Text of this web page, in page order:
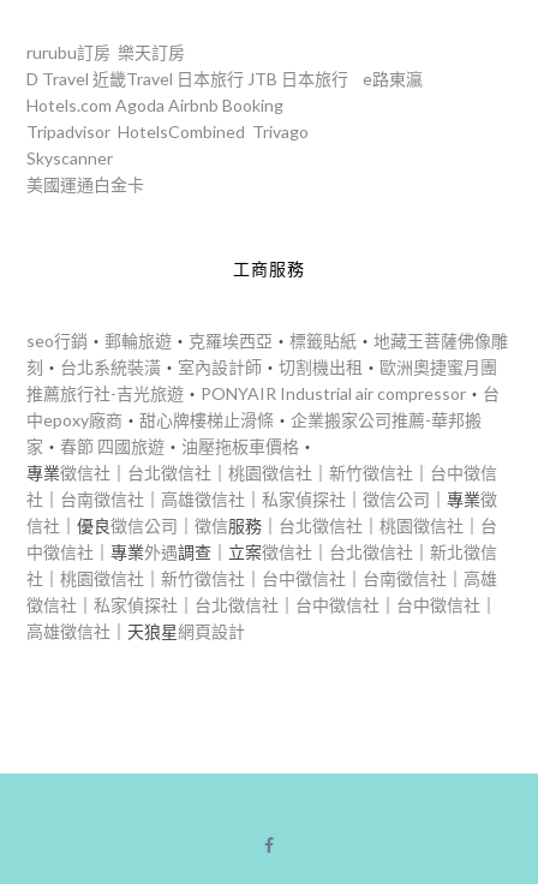
rurubu訂房 樂天訂房
D Travel 近畿Travel 日本旅行 JTB 日本旅行
e路東瀛
Hotels.com Agoda Airbnb Booking
Tripadvisor HotelsCombined Trivago
Skyscanner
美國運通白金卡
工商服務
seo行銷 ‧郵輪旅遊 ‧ 克羅埃西亞 ‧標籤貼紙 ‧地藏王菩薩佛像雕
刻 ‧ 台北系統裝潢 ‧ 室內設計師 ‧切割機出租 ‧歐洲奧捷蜜月團
推薦旅行社-吉光旅遊 ‧ PONYAIR Industrial air compressor ‧ 台
中epoxy廠商 ‧甜心牌樓梯止滑條 ‧企業搬家公司推薦-華邦搬
家 ‧春節 四國旅遊 ‧ 油壓拖板車價格 ‧
專業徵信社 台北徵信社 ｜桃園徵信社 ｜新竹徵信社
台中徵信
社
台南徵信社 高雄徵信社 ｜私家偵探社 ｜徵信公司 ｜專業徵
信社 ｜優良徵信公司 ｜徵信服務｜ 台北徵信社 ｜桃園徵信社
台
中徵信社 ｜專業外遇調查｜立案徵信社 台北徵信社 ｜新北徵信
社 ｜桃園徵信社 ｜新竹徵信社 台中徵信社 台南徵信社
高雄
徵信社 ｜私家偵探社 台北徵信社 台中徵信社 台中徵信社
高雄徵信社 ｜天狼星網頁設計